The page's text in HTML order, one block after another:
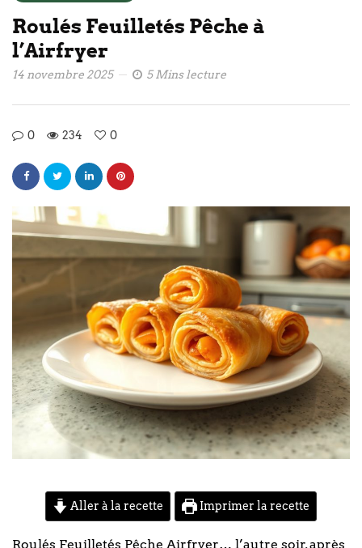
Roulés Feuilletés Pêche à
l’Airfryer
14 novembre 2025 5 Mins lecture
0 234 0
Aller à la recette Imprimer la recette
Roulés Feuilletés Pêche Airfryer… l’autre soir, après